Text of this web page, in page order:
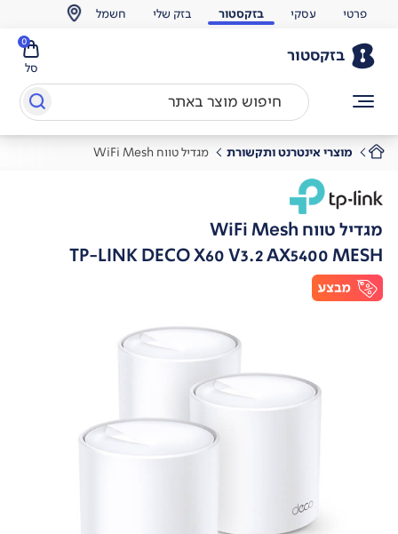
פרטי עסקי בזקסטור בזק שלי חשמל
בזקסטור
סל
0
מוצרי אינטרנט ותקשורת מגדיל טווח WiFi Mesh
מגדיל טווח WiFi Mesh
TP-LINK DECO X60 V3.2 AX5400 MESH